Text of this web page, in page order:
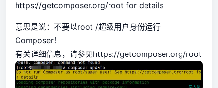
https://getcomposer.org/root for details
意思是说：不要以root /超级用户身份运行
Composer！
有关详细信息，请参见https://getcomposer.org/root